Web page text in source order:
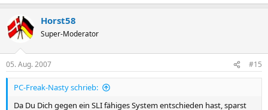
Horst58
Super-Moderator
05. Aug. 2007 #15
PC-Freak-Nasty schrieb:
Da Du Dich gegen ein SLI fähiges System entschieden hast, sparst